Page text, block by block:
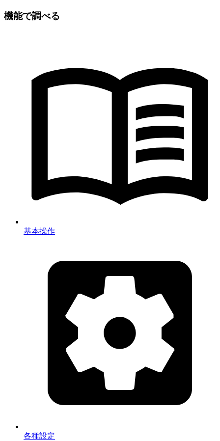
機能で調べる
基本操作
各種設定